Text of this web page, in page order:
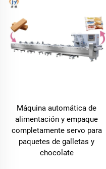
Máquina automática de
alimentación y empaque
completamente servo para
paquetes de galletas y
chocolate